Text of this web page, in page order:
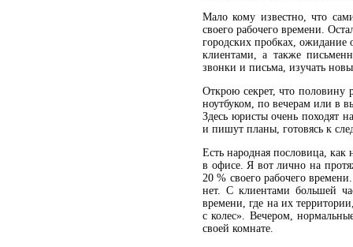
Мало кому известно, что
своего рабочего времени.
городских пробках, ожидание
клиентами, а также
звонки и письма, изучать
Открою секрет, что половину
ноутбуком, по вечерам или в
Здесь юристы очень походят
и пишут планы, готовясь к
Есть народная пословица,
в офисе. Я вот лично на
20 % своего рабочего
нет. С клиентами большей
времени, где на их
с колес». Вечером,
своей комнате.